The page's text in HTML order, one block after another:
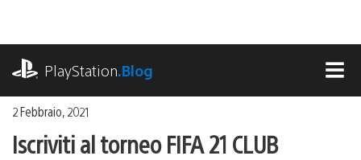
contenuto
PlayStation.Blog
2 Febbraio, 2021
Iscriviti al torneo FIFA 21 CLUB